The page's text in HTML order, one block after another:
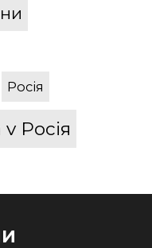
Росія
v Росія